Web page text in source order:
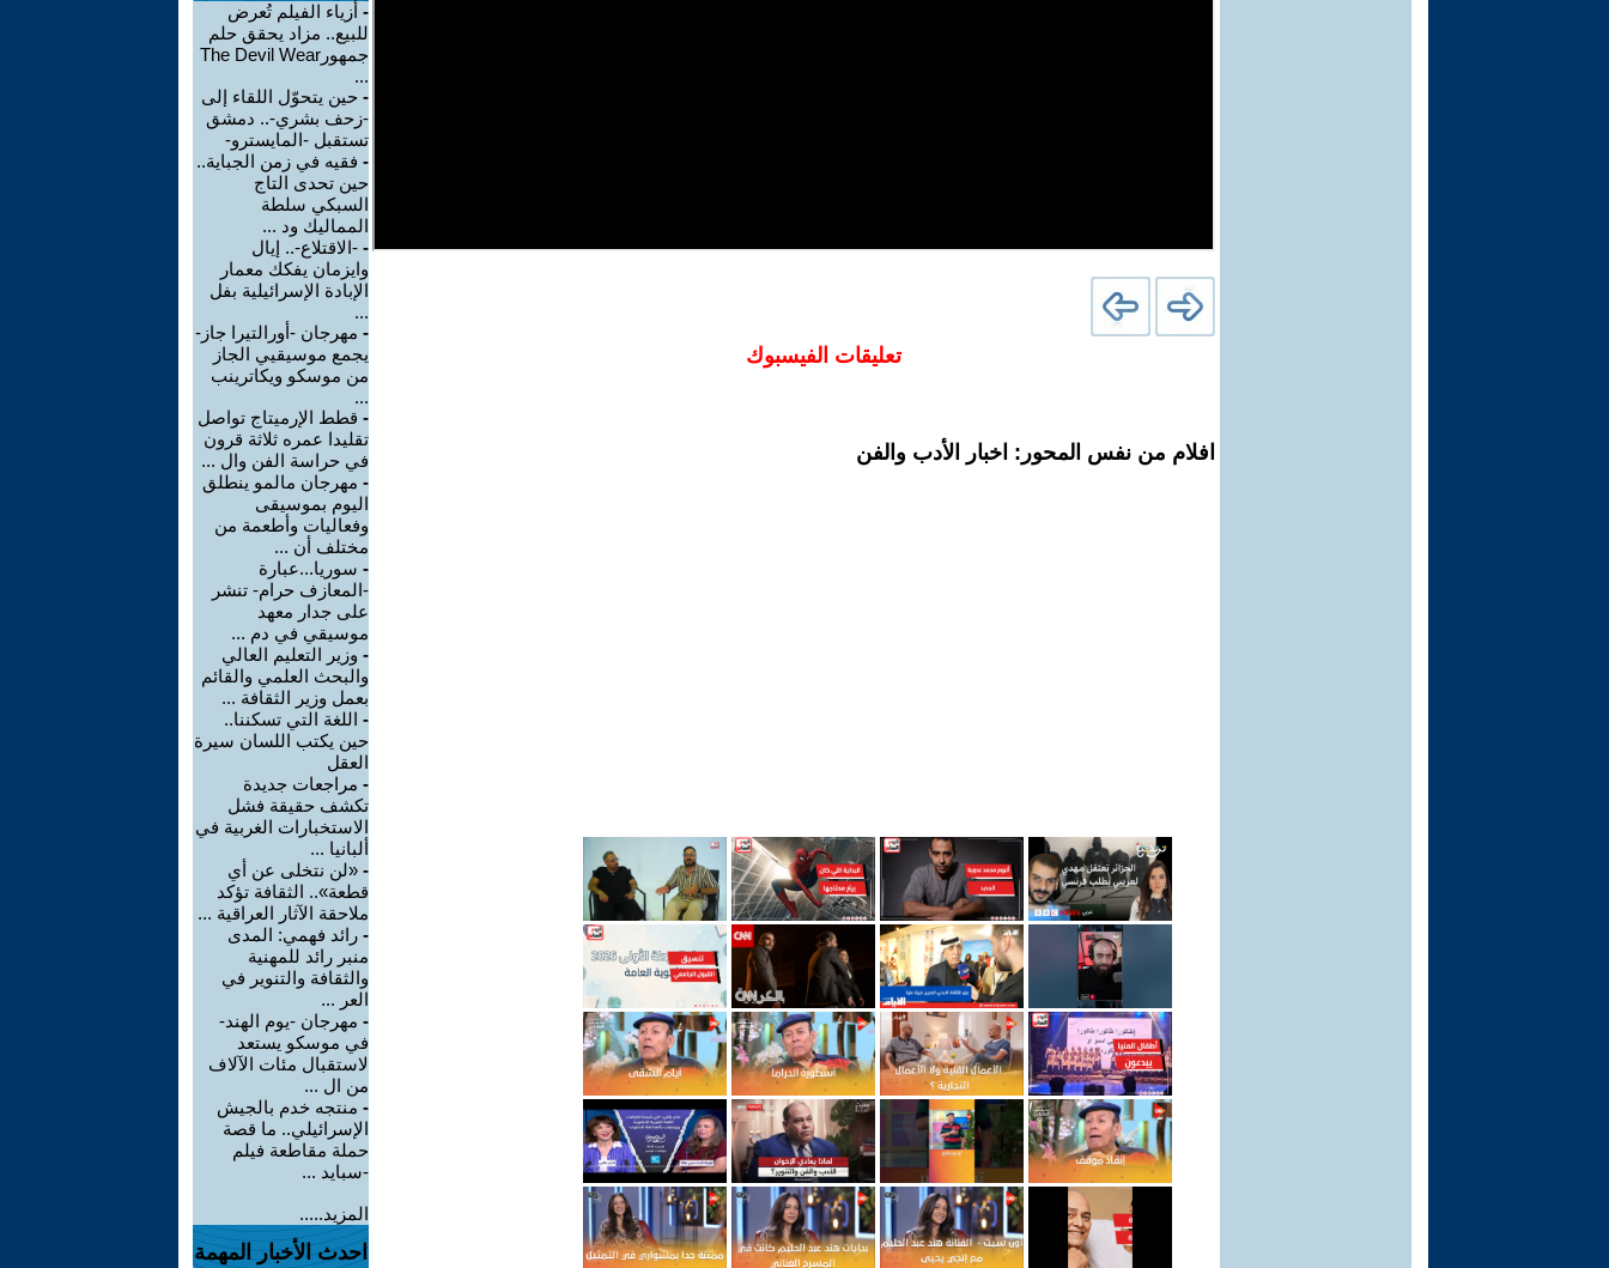
تعليقات الفيسبوك
افلام من نفس المحور: اخبار الأدب والفن
- أزياء الفيلم تُعرض
للبيع.. مزاد يحقق حلم
جمهورThe Devil Wear
...
- حين يتحوّل اللقاء إلى
-زحف بشري-.. دمشق
تستقبل -المايسترو-
- فقيه في زمن الجباية..
حين تحدى التاج
السبكي سلطة
المماليك ود ...
- -الاقتلاع-.. إيال
وايزمان يفكك معمار
الإبادة الإسرائيلية بفل
...
- مهرجان -أورالتيرا جاز-
يجمع موسيقيي الجاز
من موسكو ويكاترينب
...
- قطط الإرميتاج تواصل
تقليدا عمره ثلاثة قرون
في حراسة الفن وال ...
- مهرجان مالمو ينطلق
اليوم بموسيقى
وفعاليات وأطعمة من
مختلف أن ...
- سوريا...عبارة
-المعازف حرام- تنشر
على جدار معهد
موسيقي في دم ...
- وزير التعليم العالي
والبحث العلمي والقائم
بعمل وزير الثقافة ...
- اللغة التي تسكننا..
حين يكتب اللسان سيرة
العقل
- مراجعات جديدة
تكشف حقيقة فشل
الاستخبارات الغربية في
ألبانيا ...
- «لن نتخلى عن أي
قطعة».. الثقافة تؤكد
ملاحقة الآثار العراقية ...
- رائد فهمي: المدى
منبر رائد للمهنية
والثقافة والتنوير في
العر ...
- مهرجان -يوم الهند-
في موسكو يستعد
لاستقبال مئات الآلاف
من ال ...
- منتجه خدم بالجيش
الإسرائيلي.. ما قصة
حملة مقاطعة فيلم
-سبايد ...
المزيد.....
احدث الأخبار المهمة